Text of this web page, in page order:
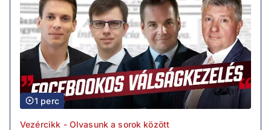
1 perc
Vezércikk - Olvasunk a sorok között